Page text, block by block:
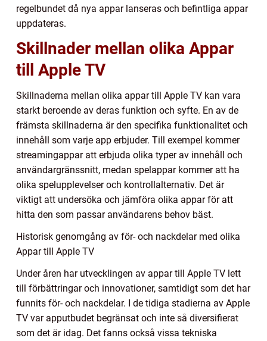
regelbundet då nya appar lanseras och befintliga appar
uppdateras.
Skillnader mellan olika Appar
till Apple TV
Skillnaderna mellan olika appar till Apple TV kan vara
starkt beroende av deras funktion och syfte. En av de
främsta skillnaderna är den specifika funktionalitet och
innehåll som varje app erbjuder. Till exempel kommer
streamingappar att erbjuda olika typer av innehåll och
användargränssnitt, medan spelappar kommer att ha
olika spelupplevelser och kontrollalternativ. Det är
viktigt att undersöka och jämföra olika appar för att
hitta den som passar användarens behov bäst.
Historisk genomgång av för- och nackdelar med olika
Appar till Apple TV
Under åren har utvecklingen av appar till Apple TV lett
till förbättringar och innovationer, samtidigt som det har
funnits för- och nackdelar. I de tidiga stadierna av Apple
TV var apputbudet begränsat och inte så diversifierat
som det är idag. Det fanns också vissa tekniska